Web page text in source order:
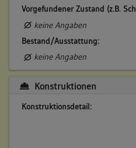
Beschreibung:
Beruf / Amt / Titel:
Kronenwirt
keine
Vorgefundener Zustand (z.B.
keine Angaben
Bestand/Ausstattung:
keine Angaben
Konstruktionen
Konstruktionsdetail: